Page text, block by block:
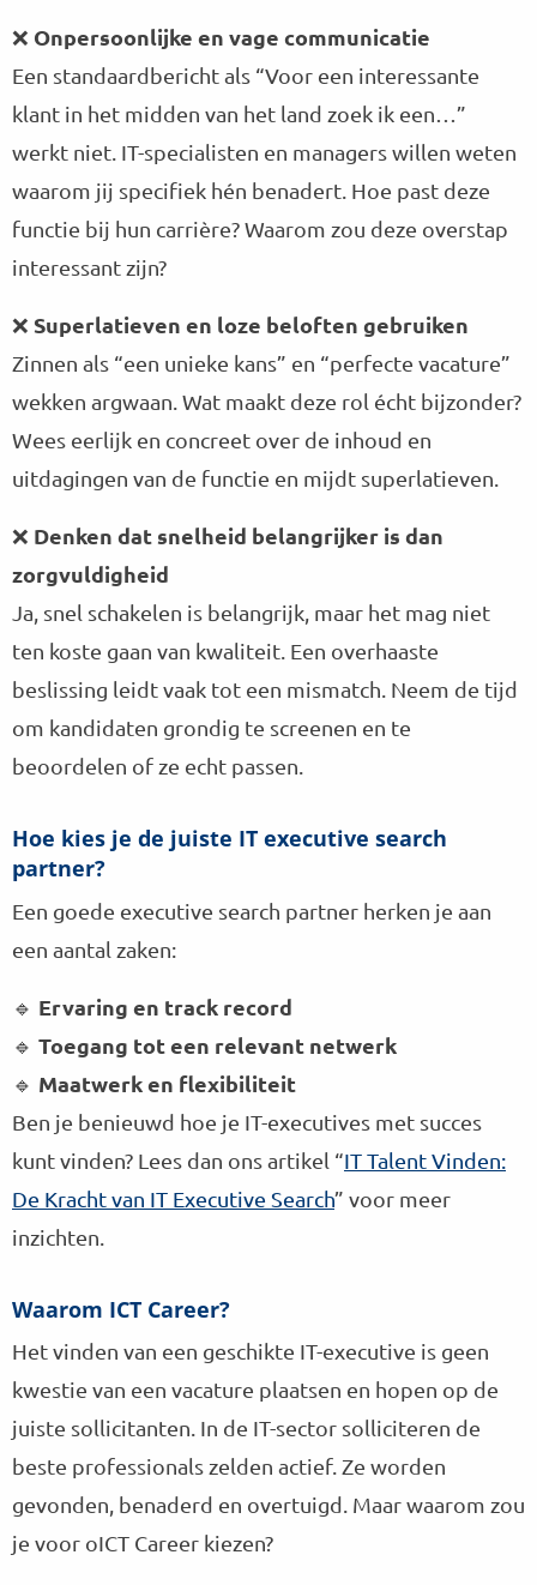
❌ Onpersoonlijke en vage communicatie
Een standaardbericht als “Voor een interessante
klant in het midden van het land zoek ik een…”
werkt niet. IT-specialisten en managers willen weten
waarom jij specifiek hén benadert. Hoe past deze
functie bij hun carrière? Waarom zou deze overstap
interessant zijn?
❌ Superlatieven en loze beloften gebruiken
Zinnen als “een unieke kans” en “perfecte vacature”
wekken argwaan. Wat maakt deze rol écht bijzonder?
Wees eerlijk en concreet over de inhoud en
uitdagingen van de functie en mijdt superlatieven.
❌ Denken dat snelheid belangrijker is dan
zorgvuldigheid
Ja, snel schakelen is belangrijk, maar het mag niet
ten koste gaan van kwaliteit. Een overhaaste
beslissing leidt vaak tot een mismatch. Neem de tijd
om kandidaten grondig te screenen en te
beoordelen of ze echt passen.
Hoe kies je de juiste IT executive search
partner?
Een goede executive search partner herken je aan
een aantal zaken:
🔹 Ervaring en track record
🔹 Toegang tot een relevant netwerk
🔹 Maatwerk en flexibiliteit
Ben je benieuwd hoe je IT-executives met succes
kunt vinden? Lees dan ons artikel “IT Talent Vinden:
De Kracht van IT Executive Search” voor meer
inzichten.
Waarom ICT Career?
Het vinden van een geschikte IT-executive is geen
kwestie van een vacature plaatsen en hopen op de
juiste sollicitanten. In de IT-sector solliciteren de
beste professionals zelden actief. Ze worden
gevonden, benaderd en overtuigd. Maar waarom zou
je voor oICT Career kiezen?